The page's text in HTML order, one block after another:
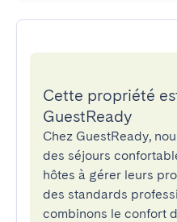
Cette propriété
GuestReady
Chez GuestReady,
des séjours
hôtes à gérer leurs
des standards
combinons le confort